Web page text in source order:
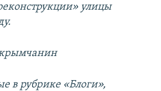
улицы
в рубрике «Блоги»,